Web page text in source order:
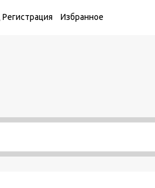
Регистрация Избранное